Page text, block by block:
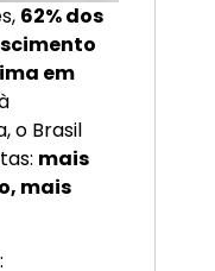
62% dos
em
o Brasil
mais
mais